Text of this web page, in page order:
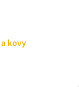
kovy